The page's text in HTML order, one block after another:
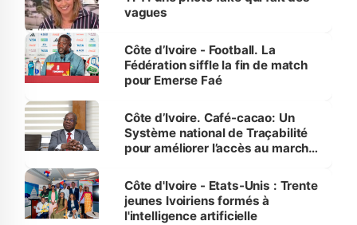
vagues
Côte d’Ivoire - Football. La
Fédération siffle la fin de match
pour Emerse Faé
Côte d’Ivoire. Café-cacao: Un
Système national de Traçabilité
pour améliorer l’accès au marché
Côte d'Ivoire - Etats-Unis : Trente
jeunes Ivoiriens formés à
l'intelligence artificielle